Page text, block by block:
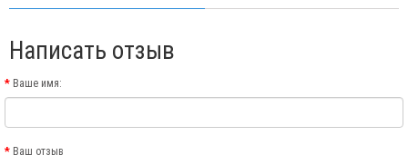
Написать отзыв
Ваше имя:
Ваш отзыв